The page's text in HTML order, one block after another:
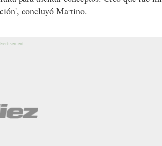
concluyó Martino.